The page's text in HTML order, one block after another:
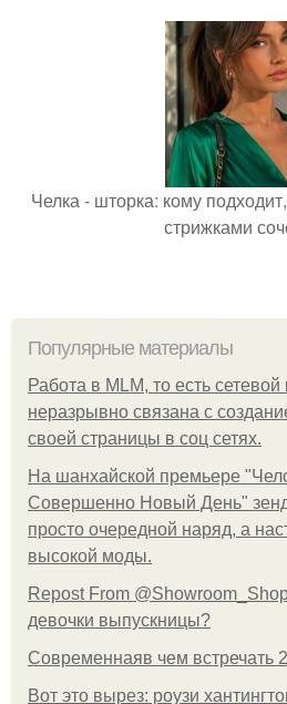
Челка - шторка: кому
стрижками
Популярные материалы
Работа в MLM, то есть
неразрывно связана с
своей страницы в соц сетях.
На шанхайской премьере
Совершенно Новый День"
просто очередной наряд, а
высокой моды.
Repost From
девочки выпускницы?
Современнаяв чем встречать
Вот это вырез: роузи